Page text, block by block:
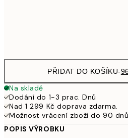
PŘIDAT DO KOŠÍKU-
Na skladě
Dodání do 1-3 prac. Dnů
Nad 1 299 Kč doprava zdarma.
Možnost vrácení zboží do 90 dnů
POPIS VÝROBKU